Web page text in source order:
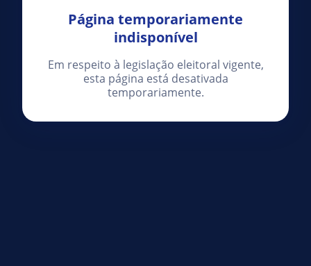
Página temporariamente
indisponível
Em respeito à legislação eleitoral vigente,
esta página está desativada
temporariamente.